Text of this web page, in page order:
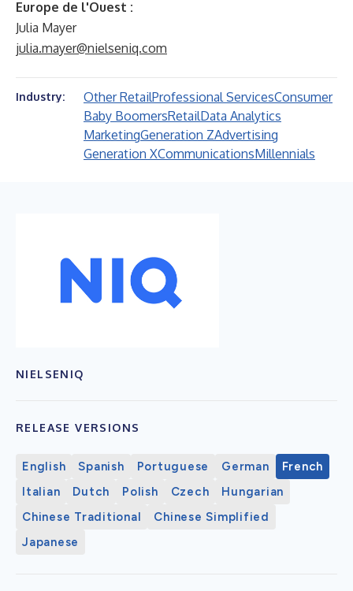
Europe de l'Ouest :
Julia Mayer
julia.mayer@nielseniq.com
Industry: Other RetailProfessional ServicesConsumer
Baby BoomersRetailData Analytics
MarketingGeneration ZAdvertising
Generation XCommunicationsMillennials
NIELSENIQ
RELEASE VERSIONS
English Spanish Portuguese German
French
Italian
Dutch Polish Czech
Hungarian
Chinese Traditional
Chinese Simplified
Japanese